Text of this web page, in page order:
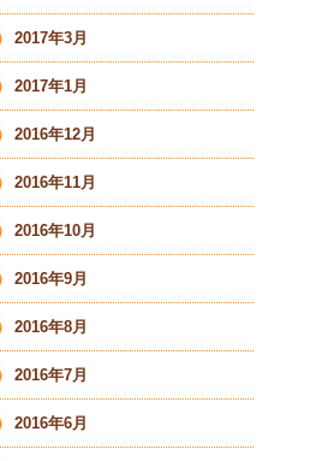
2017年3月
2017年1月
2016年12月
2016年11月
2016年10月
2016年9月
2016年8月
2016年7月
2016年6月